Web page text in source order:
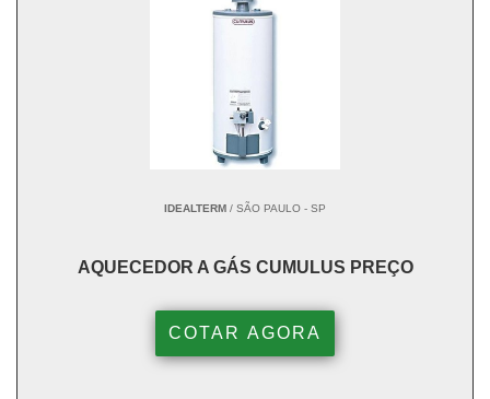
IDEALTERM / SÃO PAULO - SP
AQUECEDOR A GÁS CUMULUS PREÇO
COTAR AGORA